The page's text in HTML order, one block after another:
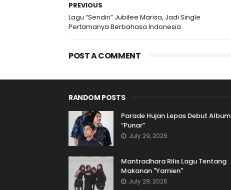
PREVIOUS
Lagu “Sendiri” Jubilee Marisa, Jadi Single
Pertamanya Berbahasa Indonesia
POST A COMMENT
RANDOM POSTS
Parade Hujan Lepas Debut Album
“Punar”
July 29, 2026
Mantradhara Rilis Lagu Tentang
Makanan "Yamien"
July 28, 2026